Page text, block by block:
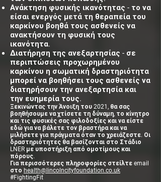
Ανάκτηση φυσικής ικανότητας - το να
είσαι ενεργός μετά τη θεραπεία του
καρκίνου βοηθά τους ασθενείς να
ανακτήσουν τη φυσική τους
ικανότητα.
Διατήρηση της ανεξαρτησίας - σε
περιπτώσεις προχωρημένου
καρκίνου η σωματική δραστηριότητα
μπορεί να βοηθήσει τους ασθενείς να
διατηρήσουν την ανεξαρτησία και
την ευημερία τους.
Ξεκινώντας την Άνοιξη του 2021, θα σας
βοηθήσουμε να χτίσετε τη δύναμη, το κίνητρο
και τις φυσικές σας φιλοδοξίες και να είστε
εδώ για να βάλετε τον βραστήρα και να
μιλήσετε για πράγματα όταν το χρειάζεστε. Οι
δραστηριότητες θα βασίζονται στο Στάδιο
LNER με υποστήριξη από ομοτίμους και
πόρους.
Για περισσότερες πληροφορίες στείλτε email
στο health@lincolncityfoundation.co.uk
#FightingFit